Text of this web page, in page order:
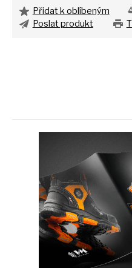
Přidat k oblíbeným
Poslat produkt